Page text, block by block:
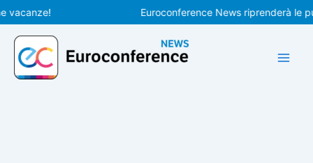
Vai
al
contenuto
Euroconference News riprenderà le